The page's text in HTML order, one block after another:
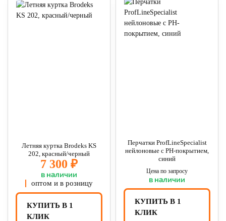
Летняя куртка Brodeks KS
202, красный/черный
7 300 ₽
в наличии
оптом и в розницу
КУПИТЬ В 1
КЛИК
Перчатки ProfLineSpecialist
нейлоновые с РН-покрытием,
синий
Цена по запросу
в наличии
КУПИТЬ В 1
КЛИК